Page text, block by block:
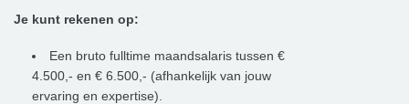
Je kunt rekenen op:
Een bruto fulltime maandsalaris tussen €
4.500,- en € 6.500,- (afhankelijk van jouw
ervaring en expertise).